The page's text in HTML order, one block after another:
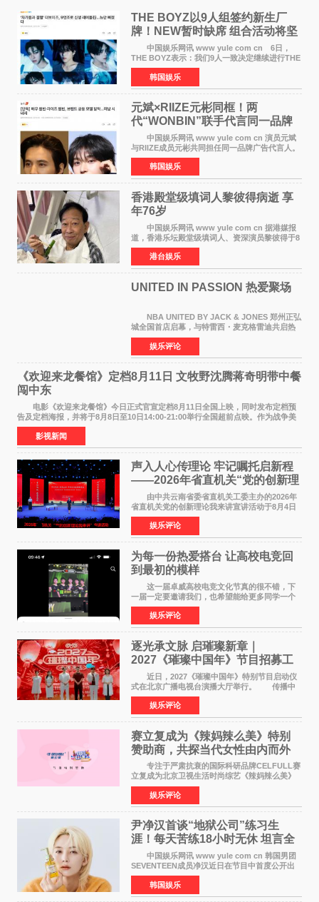
THE BOYZ以9人组签约新生厂
牌！NEW暂时缺席 组合活动将坚
定不移继续
中国娱乐网讯 www yule com cn 6日，
THE BOYZ表示：我们9人一致决定继续进行THE
BOYZ组合活动，并且已经完成了组合团体活动
签约。目前正在新生厂牌下进行活动准备。尚未
离开THE BOYZ原所
韩国娱乐
元斌×RIIZE元彬同框！两
代“WONBIN”联手代言同一品牌
颜值天花板合体
中国娱乐网讯 www yule com cn 演员元斌
与RIIZE成员元彬共同担任同一品牌广告代言人。
6日据独家报道，继演员元斌之后，RIIZE元彬最
近也被选为某在线中介平台A公司的共同广告代言
人，两人将作
韩国娱乐
香港殿堂级填词人黎彼得病逝 享
年76岁​
中国娱乐网讯 www yule com cn 据港媒报
道，香港乐坛殿堂级填词人、资深演员黎彼得于8
月5日上午因病离世，终年76岁。好友钟志光透
露，黎彼得今年3月中风后便卧床休养，身体机能
持续衰退，最
港台娱乐
UNITED IN PASSION 热爱聚场
NBA UNITED BY JACK & JONES 郑州正弘
城全国首店启幕，与特雷西・麦克格雷迪共启热
爱 2026 年7 月21 日，
NBAUNITEDBYJACK&JONES 全国首店，于郑
州正弘城正式启幕。NBA 传奇球星
娱乐评论
《欢迎来龙餐馆》定档8月11日 文牧野沈腾蒋奇明带中餐
闯中东
电影《欢迎来龙餐馆》今日正式官宣定档8月11日全国上映，同时发布定档预
告及定档海报，并将于8月8日至10日14:00-21:00举行全国超前点映。作为战争美
食大片，影片讲述的是中国厨师徐福（沈腾
影视新闻
声入人心传理论 牢记嘱托启新程
——2026年省直机关“党的创新理
论我来讲”宣讲活动圆满落幕
由中共云南省委省直机关工委主办的2026年
省直机关党的创新理论我来讲宣讲活动于8月4日
至5日在昆明举办。活动以 "牢记嘱托 感恩奋进
开创云南发展新局面 "为主题，坚持以新时代中国
特色社会主义
娱乐评论
为每一份热爱搭台 让高校电竞回
到最初的模样
这一届卓威高校电竞文化节真的很不错，下
一届一定要邀请我们，也希望能给更多同学一个
来到现场的机会。 2026卓威高校电竞文化节
已经落下帷幕，在活动结束后，仍有不少高校电
竞社负责人和现
娱乐评论
逐光承文脉 启璀璨新章｜
2027《璀璨中国年》节目招募工
作圆满启动
近日，2027《璀璨中国年》特别节目启动仪
式在北京广播电视台演播大厅举行。 传播中
华优秀传统文化，弘扬纯正国风艺术，打造高规
格、高质感、正能量的文艺盛典，是璀璨中国年
矢志不渝的初心
娱乐评论
赛立复成为《辣妈辣么美》特别
赞助商，共探当代女性由内而外
活力美
专注于严肃抗衰的国际科研品牌CELFULL赛
立复成为北京卫视生活时尚综艺《辣妈辣么美》
的特别赞助商,明星辣妈袁咏仪倾情参与，向广大
都市女性传递健康生活新主张，寄语当代女性在
家庭与自我之间
娱乐评论
尹净汉首谈“地狱公司”练习生
涯！每天苦练18小时无休 坦言全
靠成员撑过来
中国娱乐网讯 www yule com cn 韩国男团
SEVENTEEN成员净汉近日在节目中首度公开出
道前的残酷练习生经历，并提及经纪公司Pledis
娱乐，引发广泛关注。 在8月2日播出的日本
TBS综艺节目《周
韩国娱乐